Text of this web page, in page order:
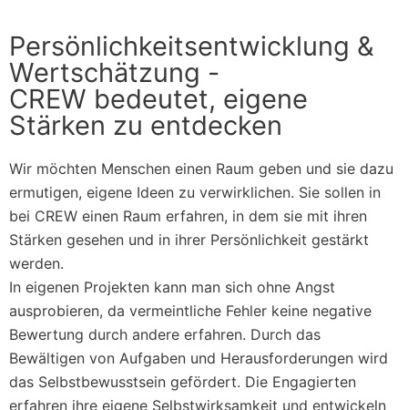
Persönlichkeitsentwicklung &
Wertschätzung -
CREW bedeutet, eigene
Stärken zu entdecken
Wir möchten Menschen einen Raum geben und sie dazu
ermutigen, eigene Ideen zu verwirklichen. Sie sollen in
bei CREW einen Raum erfahren, in dem sie mit ihren
Stärken gesehen und in ihrer Persönlichkeit gestärkt
werden.
In eigenen Projekten kann man sich ohne Angst
ausprobieren, da vermeintliche Fehler keine negative
Bewertung durch andere erfahren. Durch das
Bewältigen von Aufgaben und Herausforderungen wird
das Selbstbewusstsein gefördert. Die Engagierten
erfahren ihre eigene Selbstwirksamkeit und entwickeln